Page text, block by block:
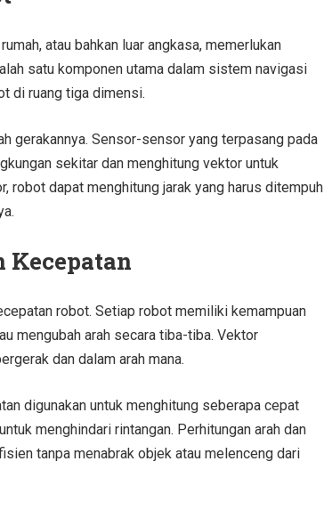
atau bahkan luar angkasa, memerlukan
satu komponen utama dalam sistem navigasi
di ruang tiga dimensi.
gerakannya. Sensor-sensor yang terpasang pada
sekitar dan menghitung vektor untuk
robot dapat menghitung jarak yang harus ditempuh
robot. Setiap robot memiliki kemampuan
mengubah arah secara tiba-tiba. Vektor
dan dalam arah mana.
digunakan untuk menghitung seberapa cepat
menghindari rintangan. Perhitungan arah dan
tanpa menabrak objek atau melenceng dari